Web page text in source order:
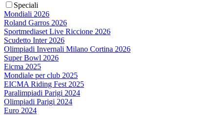
Speciali
Mondiali 2026
Roland Garros 2026
Sportmediaset Live Riccione 2026
Scudetto Inter 2026
Olimpiadi Invernali Milano Cortina 2026
Super Bowl 2026
Eicma 2025
Mondiale per club 2025
EICMA Riding Fest 2025
Paralimpiadi Parigi 2024
Olimpiadi Parigi 2024
Euro 2024